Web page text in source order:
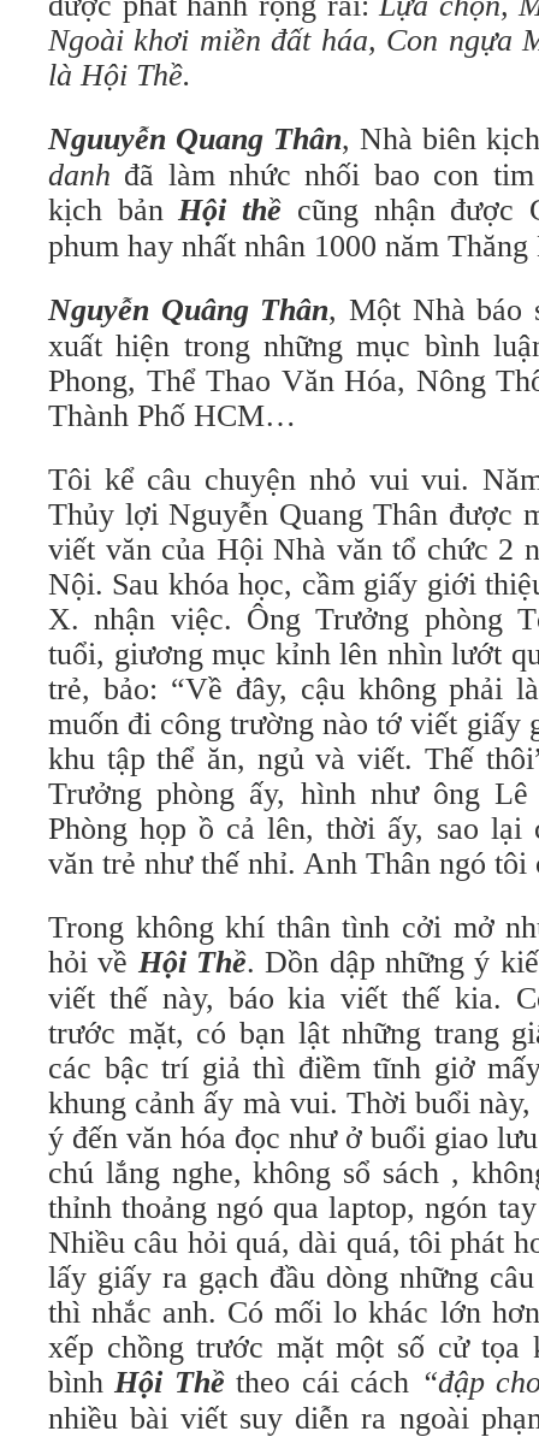
Ngoài khơi miền đất háa, Con ngựa
là Hội Thề.
Nguuyễn Quang Thân, Nhà biên
danh đã làm nhức nhối bao con
kịch bảnHội thề cũng nhận được
phum hay nhất nhân 1000 năm
Nguyễn Quâng Thân, Một Nhà báo
xuất hiện trong những mục bình
Phong, Thể Thao Văn Hóa, Nông
Thành Phố HCM…
Tôi kể câu chuyện nhỏ vui vui.
Thủy lợi Nguyễn Quang Thân được
viết văn của Hội Nhà văn tổ chức 2
Nội. Sau khóa học, cầm giấy giới
X. nhận việc. Ông Trưởng phòng
tuổi, giương mục kỉnh lên nhìn lướt
trẻ, bảo: “Về đây, cậu không phải
muốn đi công trường nào tớ viết giấy
khu tập thể ăn, ngủ và viết. Thế
Trưởng phòng ấy, hình như ông
Phòng họp ồ cả lên, thời ấy, sao lại
văn trẻ như thế nhỉ. Anh Thân ngó tôi
Trong không khí thân tình cởi mở
hỏi về Hội Thề. Dồn dập những ý
viết thế này, báo kia viết thế kia.
trước mặt, có bạn lật những trang
các bậc trí giả thì điềm tĩnh giở
khung cảnh ấy mà vui. Thời buổi
ý đến văn hóa đọc như ở buổi giao
chú lắng nghe, không sổ sách ,
thỉnh thoảng ngó qua laptop, ngón
Nhiều câu hỏi quá, dài quá, tôi phát
lấy giấy ra gạch đầu dòng những
thì nhắc anh. Có mối lo khác lớn
xếp chồng trước mặt một số cử tọa
bìnhHội Thềtheo cái cách “đập
nhiều bài viết suy diễn ra ngoài